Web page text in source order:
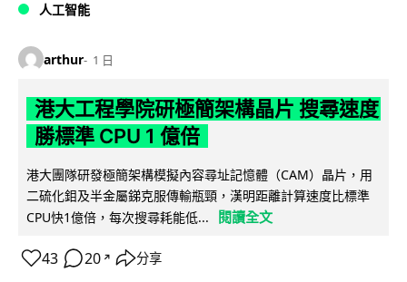
人工智能
arthur 1 日
港大工程學院研極簡架構晶片 搜尋速度
勝標準 CPU 1 億倍
港大團隊研發極簡架構模擬內容尋址記憶體（CAM）晶片，用
二硫化鉬及半金屬銻克服傳輸瓶頸，漢明距離計算速度比標準
CPU快1億倍，每次搜尋耗能低...
閱讀全文
43 20 ↗ 分享